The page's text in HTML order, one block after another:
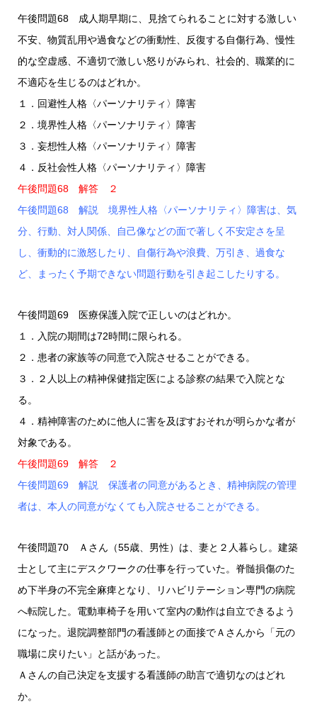
午後問題68 成人期早期に、見捨てられることに対する激しい
不安、物質乱用や過食などの衝動性、反復する自傷行為、慢性
的な空虚感、不適切で激しい怒りがみられ、社会的、職業的に
不適応を生じるのはどれか。
１．回避性人格〈パーソナリティ〉障害
２．境界性人格〈パーソナリティ〉障害
３．妄想性人格〈パーソナリティ〉障害
４．反社会性人格〈パーソナリティ〉障害
午後問題68 解答 ２
午後問題68 解説 境界性人格〈パーソナリティ〉障害は、気
分、行動、対人関係、自己像などの面で著しく不安定さを呈
し、衝動的に激怒したり、自傷行為や浪費、万引き、過食な
ど、まったく予期できない問題行動を引き起こしたりする。
午後問題69 医療保護入院で正しいのはどれか。
１．入院の期間は72時間に限られる。
２．患者の家族等の同意で入院させることができる。
３．２人以上の精神保健指定医による診察の結果で入院とな
る。
４．精神障害のために他人に害を及ぼすおそれが明らかな者が
対象である。
午後問題69 解答 ２
午後問題69 解説 保護者の同意があるとき、精神病院の管理
者は、本人の同意がなくても入院させることができる。
午後問題70 Ａさん（55歳、男性）は、妻と２人暮らし。建築
士として主にデスクワークの仕事を行っていた。脊髄損傷のた
め下半身の不完全麻痺となり、リハビリテーション専門の病院
へ転院した。電動車椅子を用いて室内の動作は自立できるよう
になった。退院調整部門の看護師との面接でＡさんから「元の
職場に戻りたい」と話があった。
Ａさんの自己決定を支援する看護師の助言で適切なのはどれ
か。